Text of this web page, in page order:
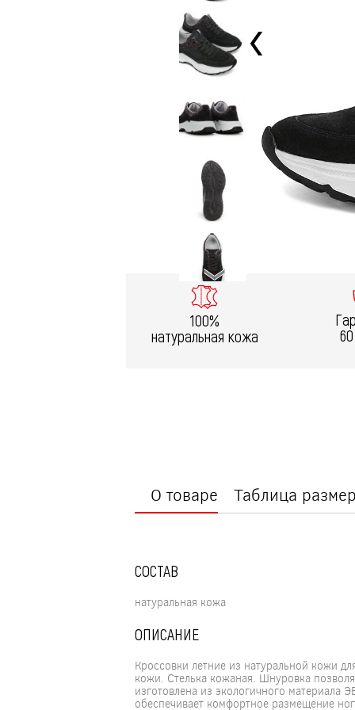
100%
натуральная кожа
О товаре Таблица
СОСТАВ
натуральная кожа
ОПИСАНИЕ
Кроссовки летние из натуральной кожи
кожи. Стелька кожаная. Шнуровка
изготовлена из экологичного материала
обеспечивает комфортное размещение